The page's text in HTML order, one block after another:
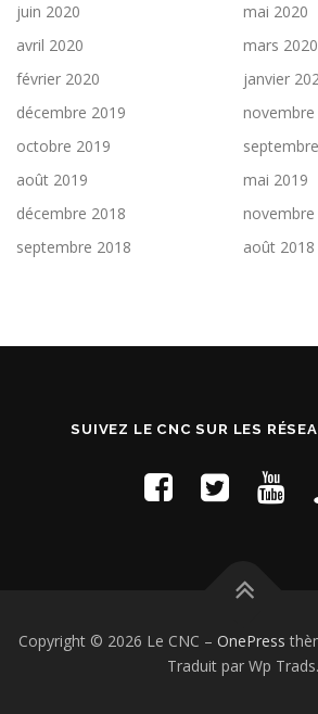
juin 2020
mai 2020
avril 2020
mars 2020
février 2020
janvier
décembre 2019
novembre
octobre 2019
août 2019
mai 2019
décembre 2018
novembre
septembre 2018
août 2018
SUIVEZ LE CNC SUR LES
Copyright © 2026 Le CNC – OnePress
Traduit par Wp Trads.